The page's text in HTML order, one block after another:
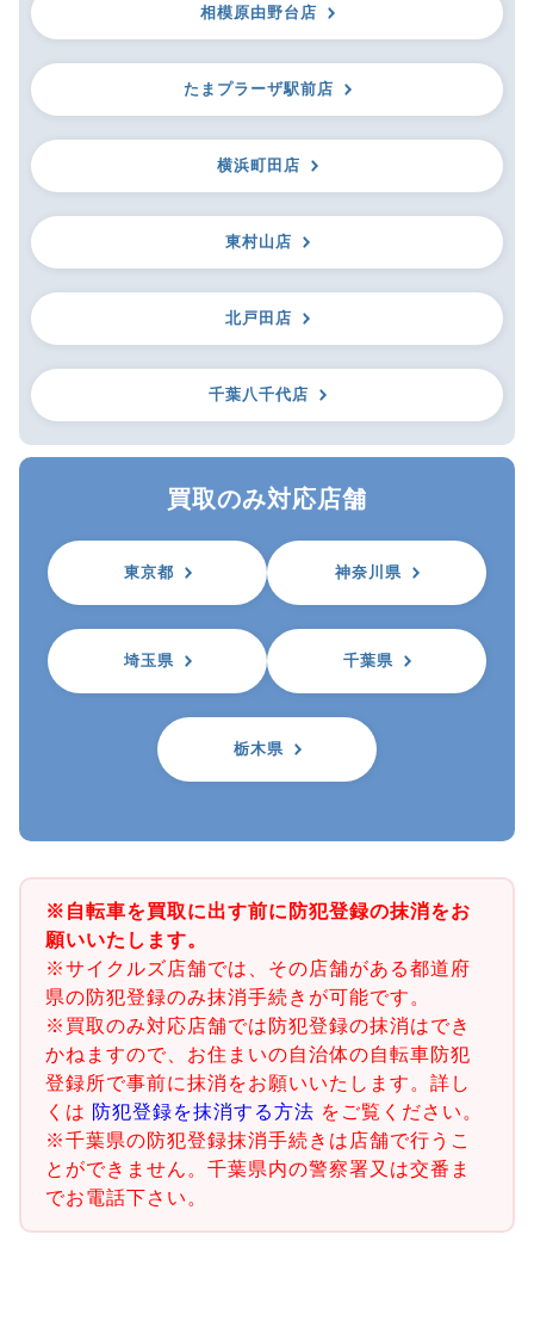
相模原由野台店
たまプラーザ駅前店
横浜町田店
東村山店
北戸田店
千葉八千代店
買取のみ対応店舗
東京都 神奈川県
埼玉県 千葉県
栃木県
※自転車を買取に出す前に防犯登録の抹消をお
願いいたします。
※サイクルズ店舗では、その店舗がある都道府
県の防犯登録のみ抹消手続きが可能です。
※買取のみ対応店舗では防犯登録の抹消はでき
かねますので、お住まいの自治体の自転車防犯
登録所で事前に抹消をお願いいたします。詳し
くは 防犯登録を抹消する方法 をご覧ください。
※千葉県の防犯登録抹消手続きは店舗で行うこ
とができません。千葉県内の警察署又は交番ま
でお電話下さい。